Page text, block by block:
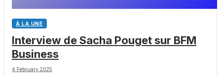
À LA UNE
Interview de Sacha Pouget sur BFM
Business
4 February 2025